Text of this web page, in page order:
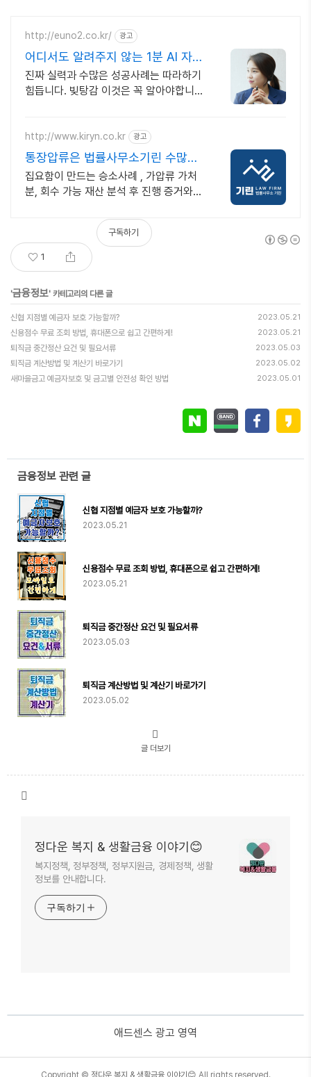
http://euno2.co.kr/ 광고
어디서도 알려주지 않는 1분 AI 자
가진단
진짜 실력과 수많은 성공사례는 따라하기
힘듭니다. 빚탕감 이것은 꼭 알아야합니
http://www.kiryn.co.kr 광고
통장압류은 법률사무소기린 수많은
가압류 가처분사례
집요함이 만드는 승소사례 , 가압류 가처
분, 회수 가능 재산 분석 후 진행 증거와
증된 로펌 경험으로 쌓은 노하우
1
구독하기
'금융정보' 카테고리의 다른 글
신협 지점별 예금자 보호 가능할까? 2023.05.21
신용점수 무료 조회 방법, 휴대폰으로 쉽고 간편하게! 2023.05.21
퇴직금 중간정산 요건 및 필요서류 2023.05.03
퇴직금 계산방법 및 계산기 바로가기 2023.05.02
새마을금고 예금자보호 및 금고별 안전성 확인 방법 2023.05.01
금융정보 관련 글
신협 지점별 예금자 보호 가능할까?
2023.05.21
신용점수 무료 조회 방법, 휴대폰으로 쉽고 간편하게!
2023.05.21
퇴직금 중간정산 요건 및 필요서류
2023.05.03
퇴직금 계산방법 및 계산기 바로가기
2023.05.02
글 더보기
정다운 복지 & 생활금융 이야기😊
복지정책, 정부정책, 정부지원금, 경제정책, 생활
정보를 안내합니다.
구독하기
애드센스 광고 영역
Copyright © 정다운 복지 & 생활금융 이야기😊 All rights reserved.
TistoryWhaleSkin3.4